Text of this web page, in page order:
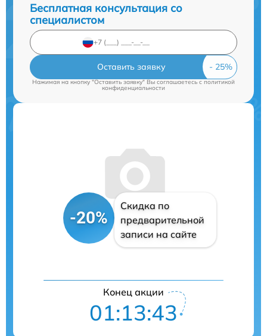
Бесплатная консультация со
специалистом
Оставить заявку
Нажимая на кнопку "Оставить заявку" Вы соглашаетесь cполитикой
конфиденциальности
-20%
Скидка по
предварительной
записи на сайте
Конец акции
01:13:42